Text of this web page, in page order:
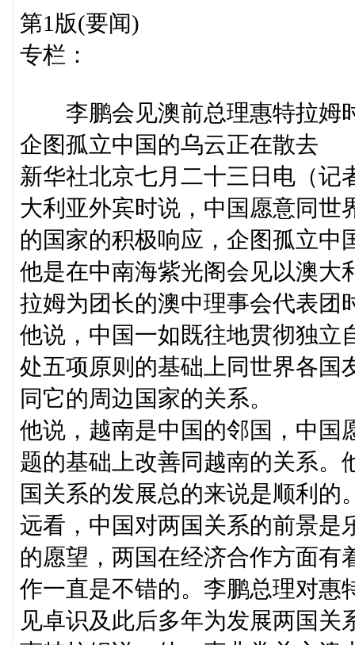
第1版(要闻)
专栏：
李鹏会见澳前总理惠特拉姆
企图孤立中国的乌云正在散去
新华社北京七月二十三日电（记
大利亚外宾时说，中国愿意同世
的国家的积极响应，企图孤立中
他是在中南海紫光阁会见以澳大
拉姆为团长的澳中理事会代表团
他说，中国一如既往地贯彻独立
处五项原则的基础上同世界各国
同它的周边国家的关系。
他说，越南是中国的邻国，中国
题的基础上改善同越南的关系。
国关系的发展总的来说是顺利
远看，中国对两国关系的前景是
的愿望，两国在经济合作方面有
作一直是不错的。李鹏总理对惠
见卓识及此后多年为发展两国